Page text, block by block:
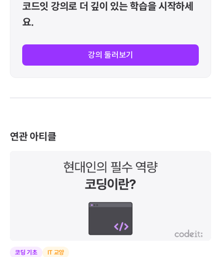
코드잇 강의로 더 깊이 있는 학습을 시작하세
요.
강의 둘러보기
연관 아티클
코딩 기초 IT 교양